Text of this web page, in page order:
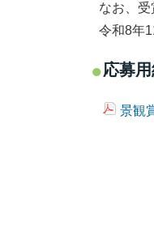
なお、受
令和8年
応募
景観